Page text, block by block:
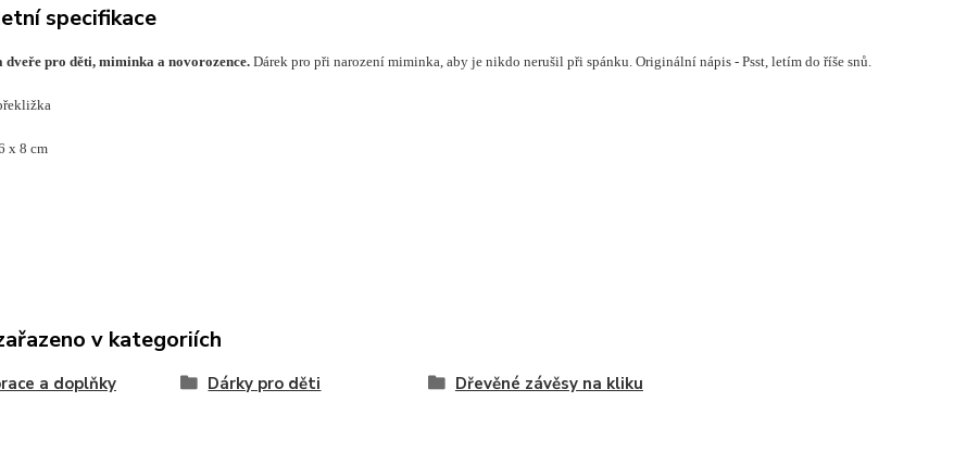
specifikace
dveře pro děti, miminka a novorozence.Dárek pro při narození miminka, aby je nikdo nerušil při spánku. Originální nápis - Psst, letím do říše snů.
x 8 cm
v kategoriích
a doplňky Dárky pro děti Dřevěné závěsy na kliku